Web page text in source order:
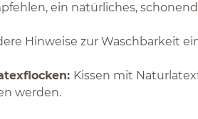
ein natürliches,
Hinweise zur Waschbarkeit
Kissen mit
werden.